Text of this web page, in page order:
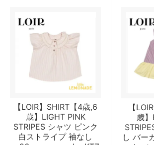
【LOIR】SHIRT【4歳,6
歳】LIGHT PINK
STRIPES シャツ ピンク
白ストライプ 袖なし
【
歳
し バー